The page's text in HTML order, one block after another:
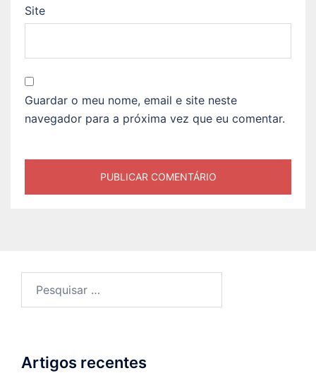
Site
Guardar o meu nome, email e site neste
navegador para a próxima vez que eu comentar.
Artigos recentes